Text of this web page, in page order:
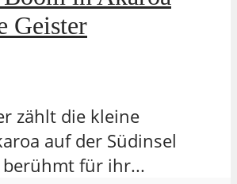
Geister
zählt die kleine
auf der Südinsel
berühmt für ihr...